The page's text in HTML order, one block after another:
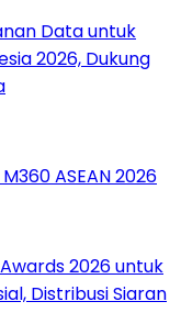
Data untuk
2026, Dukung
ASEAN 2026
2026 untuk
Distribusi Siaran